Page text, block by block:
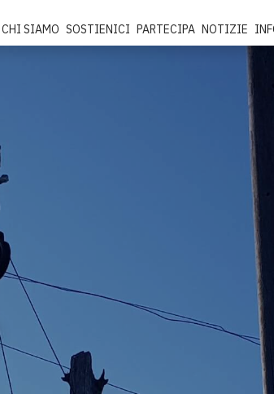
CHI SIAMO SOSTIENICI PARTECIPA NOTIZIE